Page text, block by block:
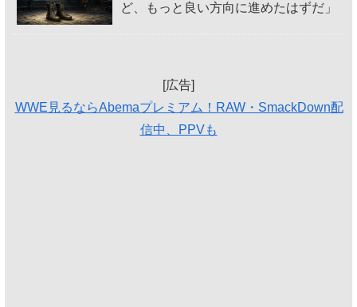
ど、もっと良い方向に進めたはずだ」
[広告]
WWE見るならAbemaプレミアム！RAW・SmackDown配
信中、PPVも